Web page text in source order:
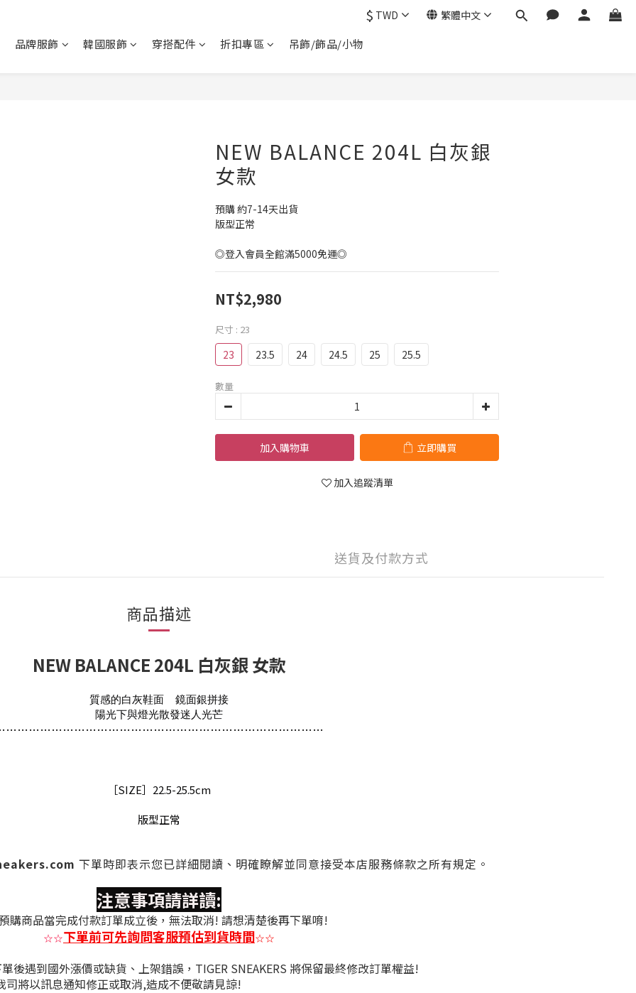
$ TWD 繁體中文
品牌服飾 韓國服飾 穿搭配件 折扣專區 吊飾/飾品/小物
NEW BALANCE 204L 白灰銀
女款
預購 約7-14天出貨
版型正常
◎登入會員全館滿5000免運◎
NT$2,980
尺寸 : 23
23 23.5 24 24.5 25 25.5
數量
加入購物車 立即購買
加入追蹤清單
送貨及付款方式
商品描述
NEW BALANCE 204L 白灰銀 女款
質感的白灰鞋面
鏡面銀拼接
陽光下與燈光散發迷人光芒
…………………………………………………………………………
［SIZE］22.5-25.5cm
版型正常
下單時即表示您已詳細閱讀、明確瞭解並同意接受本店服務條款之所有規定。
注意事項請詳讀:
購商品當完成付款訂單成立後，無法取消! 請想清楚後再下單唷!
☆☆下單前可先詢問客服預估到貨時間☆☆
後遇到國外漲價或缺貨、上架錯誤，TIGER SNEAKERS 將保留最終修改訂單權益!
，我司將以訊息通知修正或取消,造成不便敬請見諒!